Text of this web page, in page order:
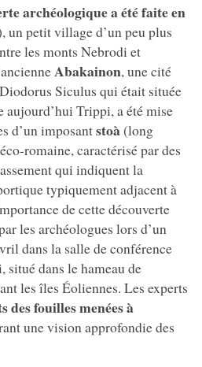
archéologique a été faite en
un petit village d’un peu plus
les monts Nebrodi et
Abakainon, une cité
Siculus qui était située
aujourd’hui Trippi, a été mise
d’un imposantstoà(long
romaine, caractérisé par des
qui indiquent la
typiquement adjacent à
de cette découverte
les archéologues lors d’un
dans la salle de conférence
situé dans le hameau de
les îles Éoliennes. Les experts
des fouilles menées à
une vision approfondie des